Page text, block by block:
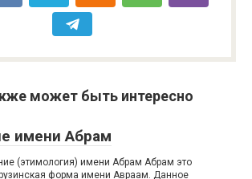
может быть интересно
имени Абрам
(этимология) имени Абрам Абрам это
форма имени Авраам. Данное